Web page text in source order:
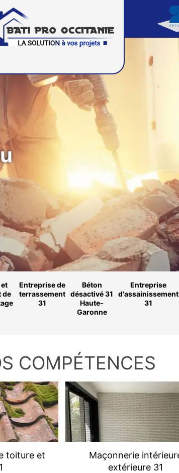
de
Entreprise de
terrassement
31
Béton
désactivé 31
Haute-
Garonne
Entreprise
d'assainissement
31
COMPÉTENCES
toiture et
Maçonnerie
extérieure 31